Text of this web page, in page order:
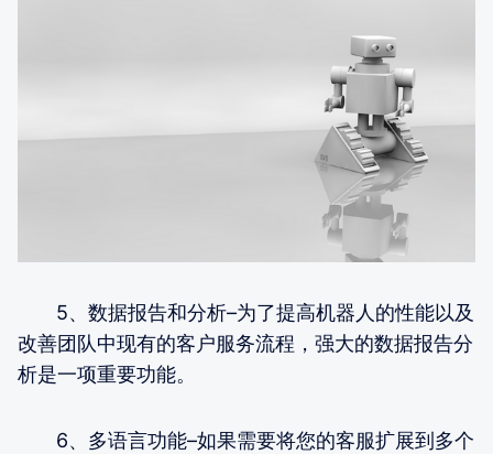
5、数据报告和分析–为了提高机器人的性能以及
改善团队中现有的客户服务流程，强大的数据报告分
析是一项重要功能。
6、多语言功能–如果需要将您的客服扩展到多个